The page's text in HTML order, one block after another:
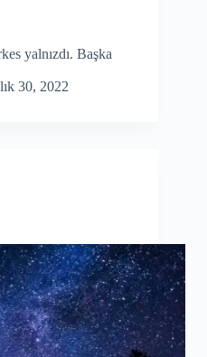
yalnızdı. Başka
30, 2022